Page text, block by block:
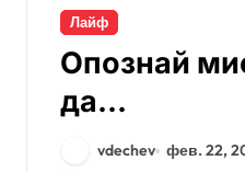
Лайф
Опознай
да…
vdechev фев. 22,